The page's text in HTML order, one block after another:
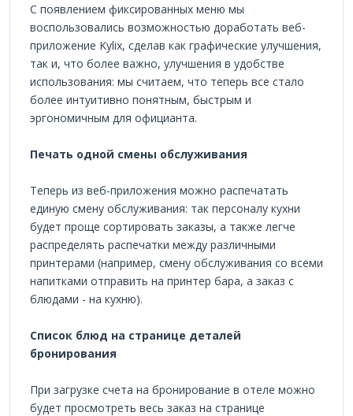
С появлением фиксированных меню мы
воспользовались возможностью доработать веб-
приложение Kylix, сделав как графические улучшения,
так и, что более важно, улучшения в удобстве
использования: мы считаем, что теперь все стало
более интуитивно понятным, быстрым и
эргономичным для официанта.
Печать одной смены обслуживания
Теперь из веб-приложения можно распечатать
единую смену обслуживания: так персоналу кухни
будет проще сортировать заказы, а также легче
распределять распечатки между различными
принтерами (например, смену обслуживания со всеми
напитками отправить на принтер бара, а заказ с
блюдами - на кухню).
Список блюд на странице деталей
бронирования
При загрузке счета на бронирование в отеле можно
будет просмотреть весь заказ на странице